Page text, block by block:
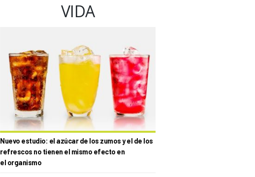
VIDA
Nuevo estudio: el azúcar de los zumos y el de los
refrescos no tienen el mismo efecto en
el organismo